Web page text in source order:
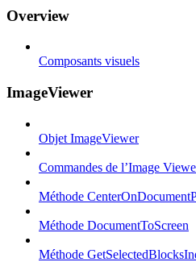
Overview
Composants visuels
ImageViewer
Objet ImageViewer
Commandes de l’Image
Méthode
Méthode DocumentToScreen
Méthode